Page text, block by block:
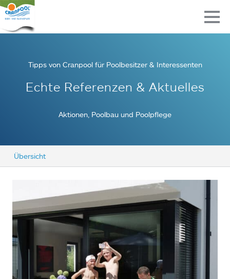
Tipps von Cranpool für Poolbesitzer & Interessenten
Echte Referenzen & Aktuelles
Aktionen, Poolbau und Poolpflege
Übersicht